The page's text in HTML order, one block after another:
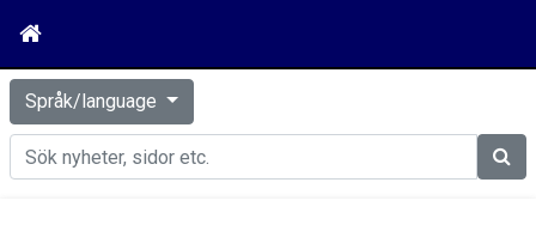
Språk/language
Sök